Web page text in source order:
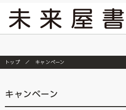
トップ キャンペーン
キャンペーン